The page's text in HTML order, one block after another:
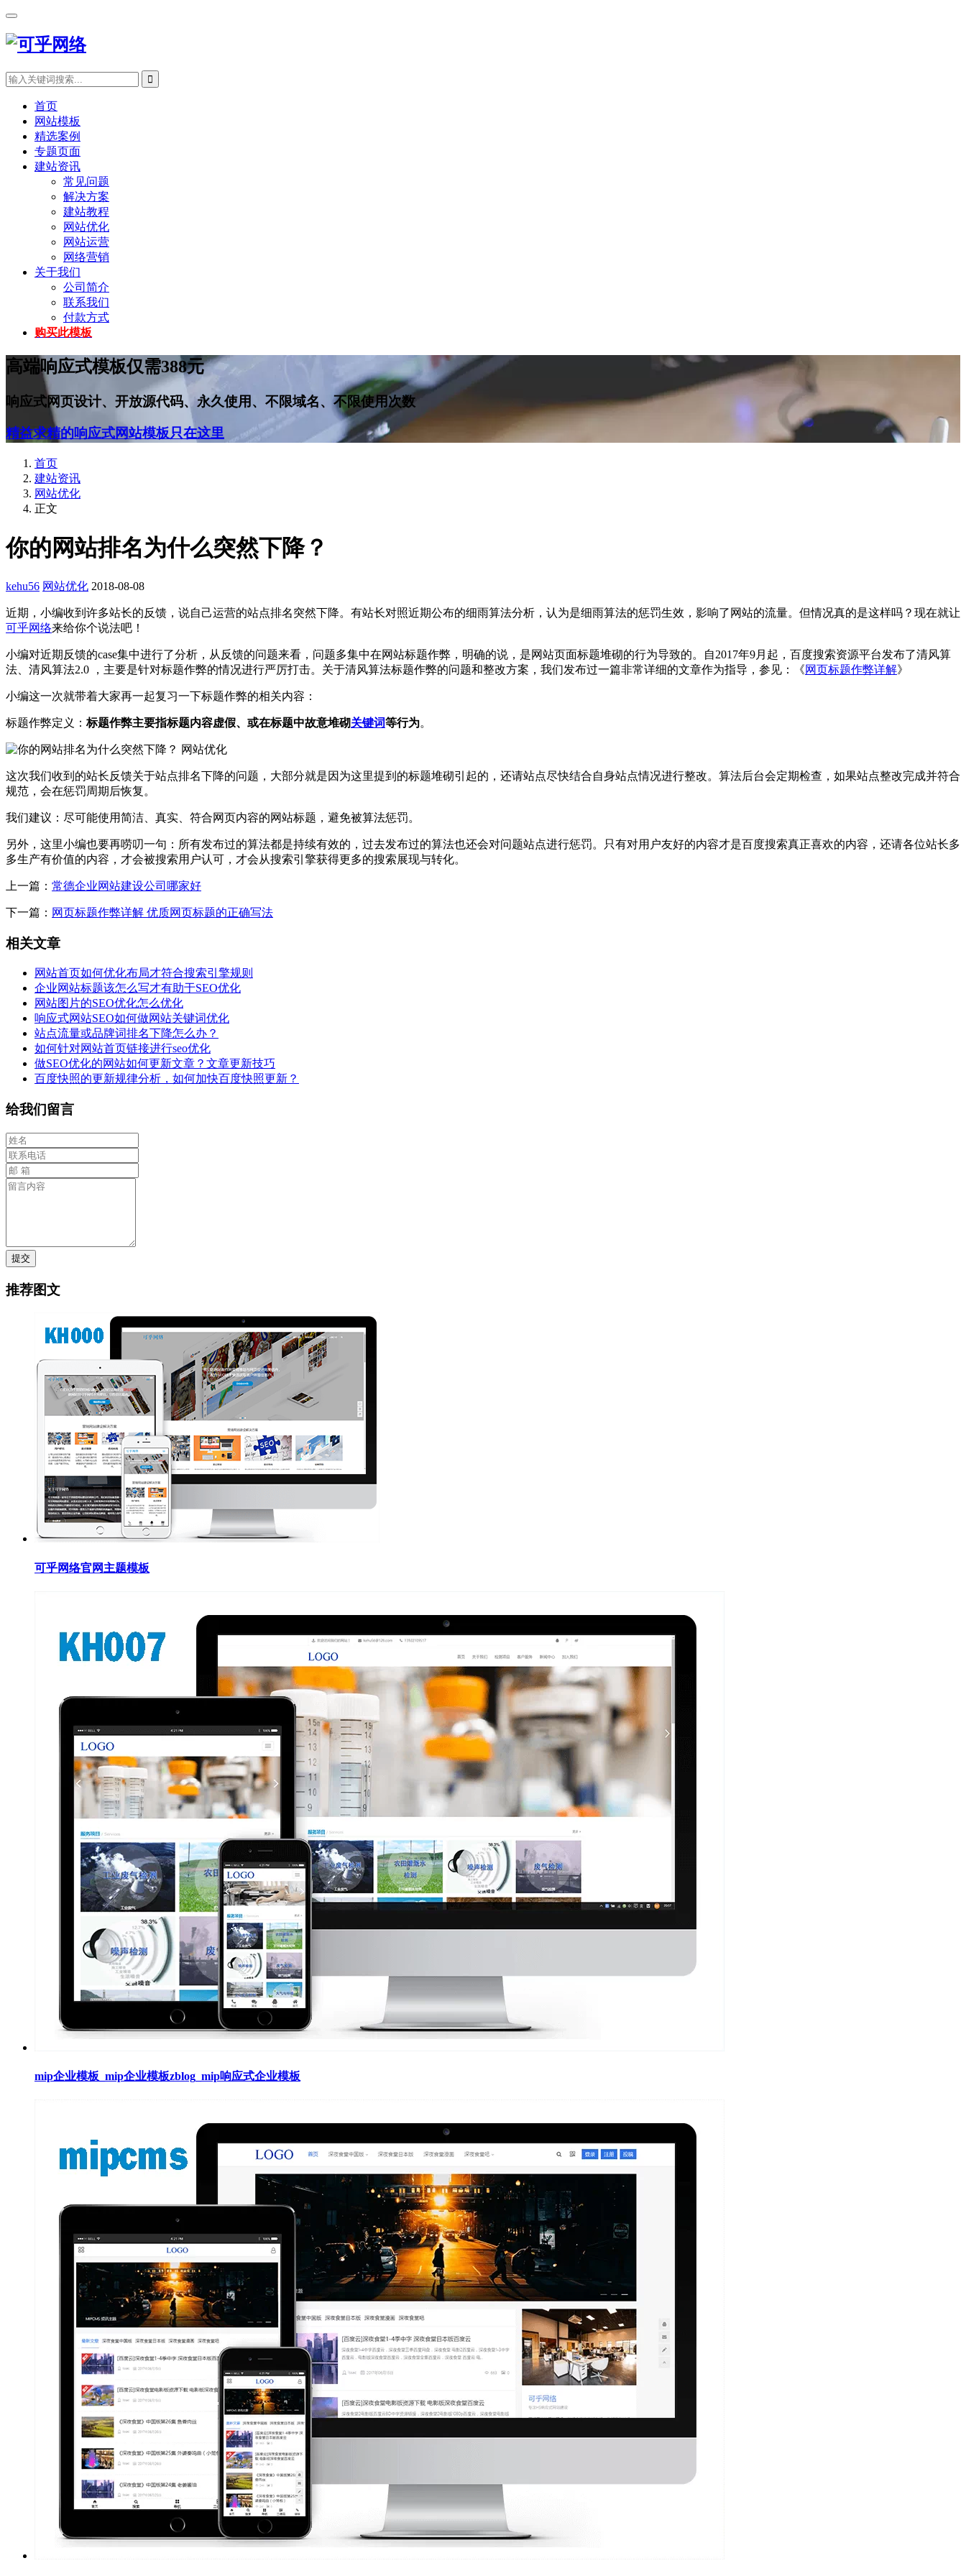
首页
网站模板
精选案例
专题页面
建站资讯
常见问题
解决方案
建站教程
网站优化
网站运营
网络营销
关于我们
公司简介
联系我们
付款方式
购买此模板
高端响应式模板仅需388元
响应式网页设计、开放源代码、永久使用、不限域名、不限使用次数
精益求精的响应式网站模板只在这里
首页
建站资讯
网站优化
正文
你的网站排名为什么突然下降？
kehu56 网站优化 2018-08-08
近期，小编收到许多站长的反馈，说自己运营的站点排名突然下降。有站长对照近期公布的细雨算法分析，认为是细雨算法的惩罚生效，影响了网站的流量。但情况真的是这样吗？现在就让
可乎网络来给你个说法吧！
小编对近期反馈的case集中进行了分析，从反馈的问题来看，问题多集中在网站标题作弊，明确的说，是网站页面标题堆砌的行为导致的。自2017年9月起，百度搜索资源平台发布了清风算
法、清风算法2.0 ，主要是针对标题作弊的情况进行严厉打击。关于清风算法标题作弊的问题和整改方案，我们发布过一篇非常详细的文章作为指导，参见：《网页标题作弊详解》
小编这一次就带着大家再一起复习一下标题作弊的相关内容：
标题作弊定义： 标题作弊主要指标题内容虚假、或在标题中故意堆砌关键词等行为。
这次我们收到的站长反馈关于站点排名下降的问题，大部分就是因为这里提到的标题堆砌引起的，还请站点尽快结合自身站点情况进行整改。算法后台会定期检查，如果站点整改完成并符合
规范，会在惩罚周期后恢复。
我们建议：尽可能使用简洁、真实、符合网页内容的网站标题，避免被算法惩罚。
另外，这里小编也要再唠叨一句：所有发布过的算法都是持续有效的，过去发布过的算法也还会对问题站点进行惩罚。只有对用户友好的内容才是百度搜索真正喜欢的内容，还请各位站长多
多生产有价值的内容，才会被搜索用户认可，才会从搜索引擎获得更多的搜索展现与转化。
上一篇： 常德企业网站建设公司哪家好
下一篇： 网页标题作弊详解 优质网页标题的正确写法
相关文章
网站首页如何优化布局才符合搜索引擎规则
企业网站标题该怎么写才有助于SEO优化
网站图片的SEO优化怎么优化
响应式网站SEO如何做网站关键词优化
站点流量或品牌词排名下降怎么办？
如何针对网站首页链接进行seo优化
做SEO优化的网站如何更新文章？文章更新技巧
百度快照的更新规律分析，如何加快百度快照更新？
给我们留言
提交
推荐图文
可乎网络官网主题模板
mip企业模板_mip企业模板zblog_mip响应式企业模板